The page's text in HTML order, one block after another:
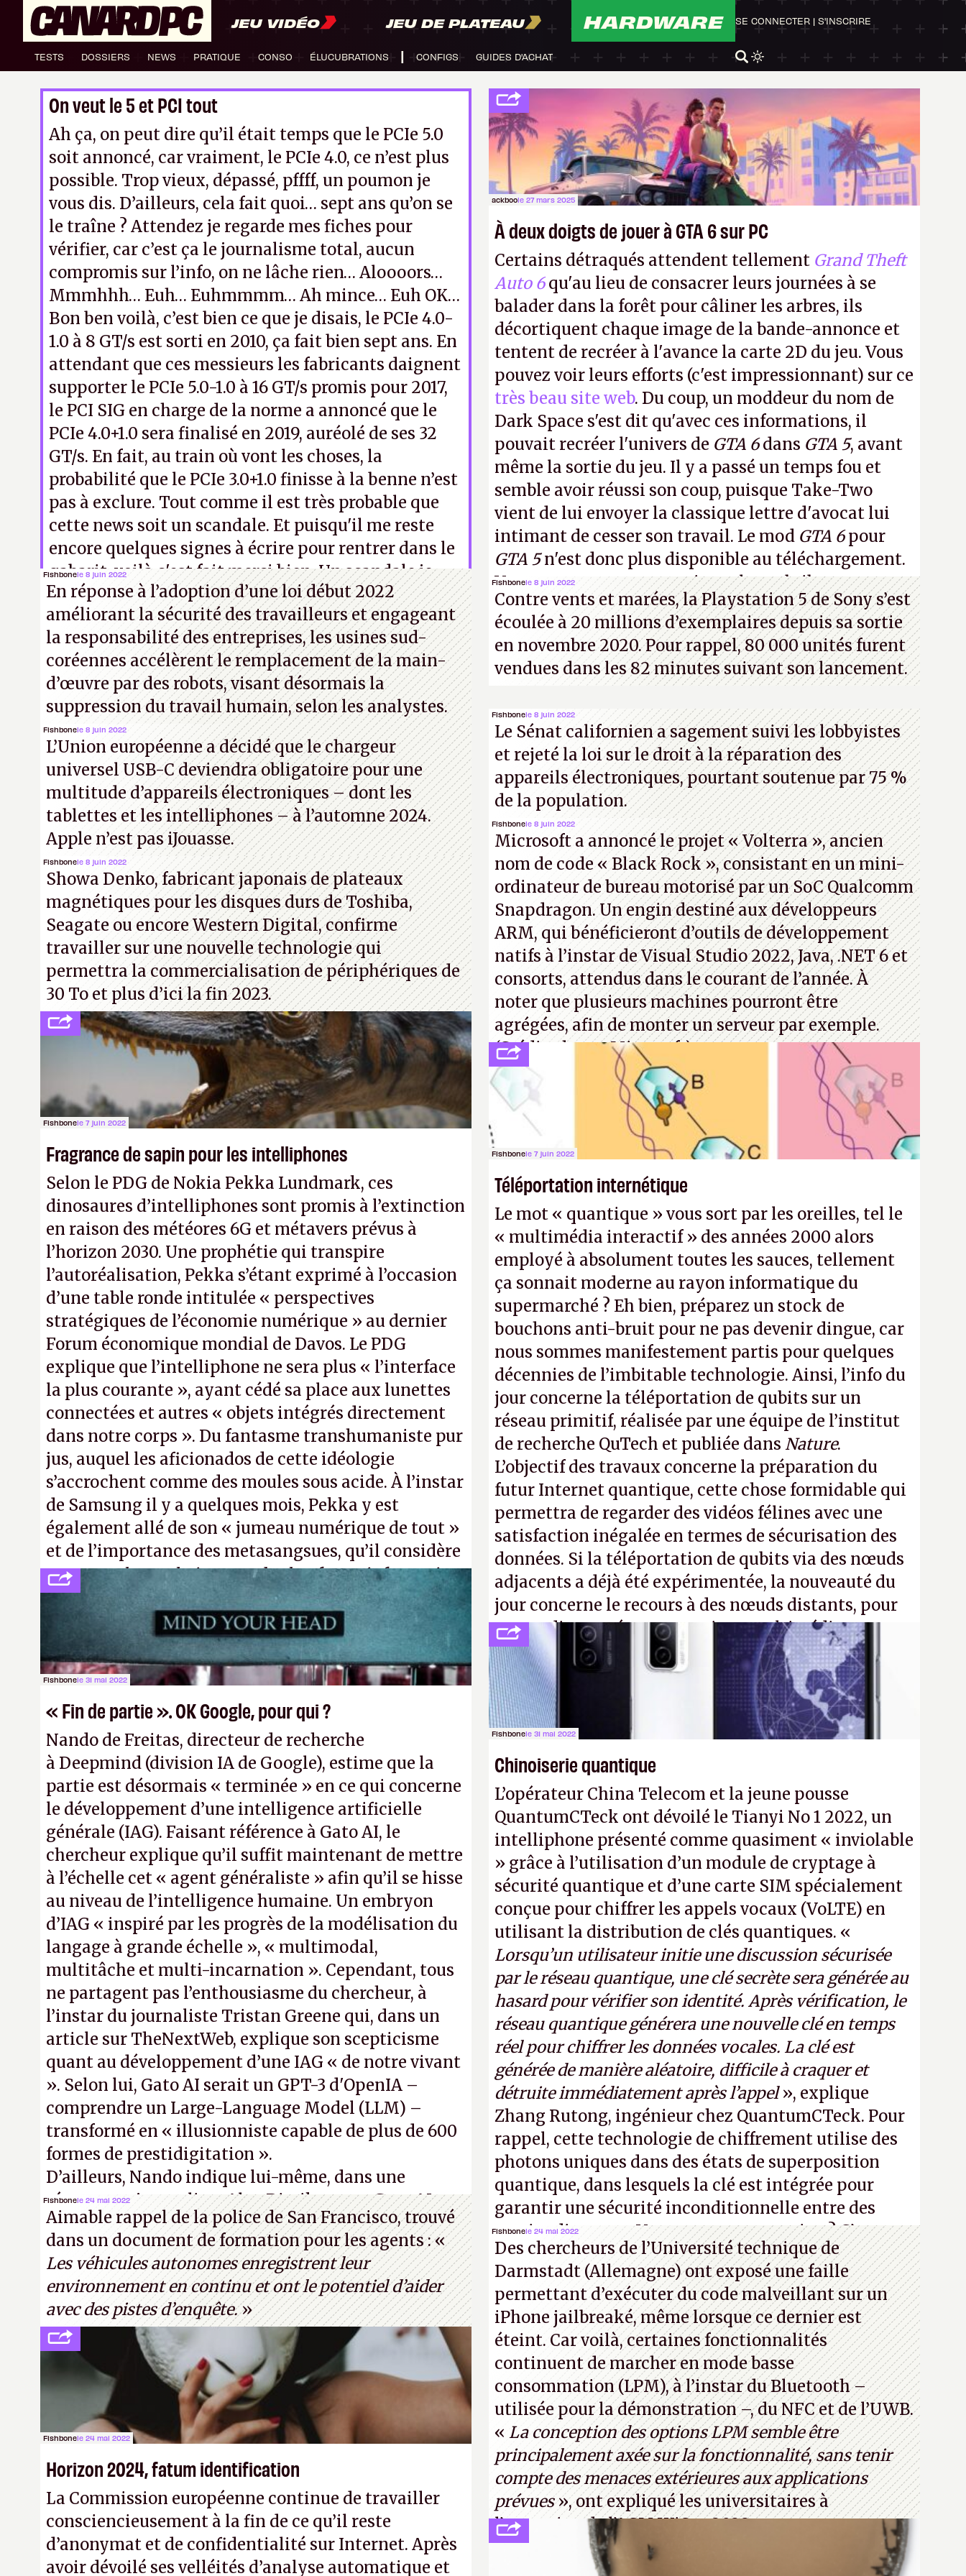
JEU VIDÉO JEU DE PLATEAU HARDWARE
TESTS DOSSIERS NEWS PRATIQUE CONSO ÉLUCUBRATIONS CONFIGS GUIDES D'ACHAT
SE CONNECTER | S'INSCRIRE
On veut le 5 et PCI tout
Ah ça, on peut dire qu’il était temps que le PCIe 5.0
soit annoncé, car vraiment, le PCIe 4.0, ce n’est plus
possible. Trop vieux, dépassé, pffff, un poumon je
vous dis. D’ailleurs, cela fait quoi… sept ans qu’on se
le traîne ? Attendez je regarde mes fiches pour
vérifier, car c’est ça le journalisme total, aucun
compromis sur l’info, on ne lâche rien… Aloooors…
Mmmhhh… Euh… Euhmmmm… Ah mince… Euh OK…
Bon ben voilà, c’est bien ce que je disais, le PCIe 4.0-
1.0 à 8 GT/s est sorti en 2010, ça fait bien sept ans. En
attendant que ces messieurs les fabricants daignent
supporter le PCIe 5.0-1.0 à 16 GT/s promis pour 2017,
le PCI SIG en charge de la norme a annoncé que le
PCIe 4.0+1.0 sera finalisé en 2019, auréolé de ses 32
GT/s. En fait, au train où vont les choses, la
probabilité que le PCIe 3.0+1.0 finisse à la benne n’est
pas à exclure. Tout comme il est très probable que
cette news soit un scandale. Et puisqu'il me reste
encore quelques signes à écrire pour rentrer dans le
gabarit, voilà c'est fait merci bien. Un scandale je
vous dis.
ackboole 27 mars 2025
À deux doigts de jouer à GTA 6 sur PC
Certains détraqués attendent tellement Grand Theft
Auto 6qu'au lieu de consacrer leurs journées à se
balader dans la forêt pour câliner les arbres, ils
décortiquent chaque image de la bande-annonce et
tentent de recréer à l'avance la carte 2D du jeu. Vous
pouvez voir leurs efforts (c'est impressionnant) sur ce
très beau site web. Du coup, un moddeur du nom de
Dark Space s'est dit qu'avec ces informations, il
pouvait recréer l'univers de GTA 6dans GTA 5, avant
même la sortie du jeu. Il y a passé un temps fou et
semble avoir réussi son coup, puisque Take-Two
vient de lui envoyer la classique lettre d'avocat lui
intimant de cesser son travail. Le mod GTA 6pour
GTA 5n'est donc plus disponible au téléchargement.
Vous pouvez encore en voir quelques bribes surcette
vidéo YouTube.A.
Fishbonele 8 juin 2022
En réponse à l’adoption d’une loi début 2022
améliorant la sécurité des travailleurs et engageant
la responsabilité des entreprises, les usines sud-
coréennes accélèrent le remplacement de la main-
d’œuvre par des robots, visant désormais la
suppression du travail humain, selon les analystes.
Fishbonele 8 juin 2022
Contre vents et marées, la Playstation 5 de Sony s’est
écoulée à 20 millions d’exemplaires depuis sa sortie
en novembre 2020. Pour rappel, 80 000 unités furent
vendues dans les 82 minutes suivant son lancement.
Fishbonele 8 juin 2022
L’Union européenne a décidé que le chargeur
universel USB-C deviendra obligatoire pour une
multitude d’appareils électroniques – dont les
tablettes et les intelliphones – à l’automne 2024.
Apple n’est pas iJouasse.
Fishbonele 8 juin 2022
Le Sénat californien a sagement suivi les lobbyistes
et rejeté la loi sur le droit à la réparation des
appareils électroniques, pourtant soutenue par 75 %
de la population.
Fishbonele 8 juin 2022
Showa Denko, fabricant japonais de plateaux
magnétiques pour les disques durs de Toshiba,
Seagate ou encore Western Digital, confirme
travailler sur une nouvelle technologie qui
permettra la commercialisation de périphériques de
30 To et plus d’ici la fin 2023.
Fishbonele 8 juin 2022
Microsoft a annoncé le projet « Volterra », ancien
nom de code « Black Rock », consistant en un mini-
ordinateur de bureau motorisé par un SoC Qualcomm
Snapdragon. Un engin destiné aux développeurs
ARM, qui bénéficieront d’outils de développement
natifs à l’instar de Visual Studio 2022, Java, .NET 6 et
consorts, attendus dans le courant de l’année. À
noter que plusieurs machines pourront être
agrégées, afin de monter un serveur par exemple.
(Crédit photo : Microsoft)
Fishbonele 7 juin 2022
Fragrance de sapin pour les intelliphones
Selon le PDG de Nokia Pekka Lundmark, ces
dinosaures d’intelliphones sont promis à l’extinction
en raison des météores 6G et métavers prévus à
l’horizon 2030. Une prophétie qui transpire
l’autoréalisation, Pekka s’étant exprimé à l’occasion
d’une table ronde intitulée « perspectives
stratégiques de l’économie numérique » au dernier
Forum économique mondial de Davos. Le PDG
explique que l’intelliphone ne sera plus « l’interface
la plus courante », ayant cédé sa place aux lunettes
connectées et autres « objets intégrés directement
dans notre corps ». Du fantasme transhumaniste pur
jus, auquel les aficionados de cette idéologie
s’accrochent comme des moules sous acide. À l’instar
de Samsung il y a quelques mois, Pekka y est
également allé de son « jumeau numérique de tout »
et de l’importance des metasangsues, qu’il considère
comme «la prochaine grande plateforme informatique
après le World Wide Web et le mobile». (Crédit photo :
Pexels / Pixabay)
Fishbonele 7 juin 2022
Téléportation internétique
Le mot « quantique » vous sort par les oreilles, tel le
« multimédia interactif » des années 2000 alors
employé à absolument toutes les sauces, tellement
ça sonnait moderne au rayon informatique du
supermarché ? Eh bien, préparez un stock de
bouchons anti-bruit pour ne pas devenir dingue, car
nous sommes manifestement partis pour quelques
décennies de l’imbitable technologie. Ainsi, l’info du
jour concerne la téléportation de qubits sur un
réseau primitif, réalisée par une équipe de l’institut
de recherche QuTech et publiée dans Nature.
L’objectif des travaux concerne la préparation du
futur Internet quantique, cette chose formidable qui
permettra de regarder des vidéos félines avec une
satisfaction inégalée en termes de sécurisation des
données. Si la téléportation de qubits via des nœuds
adjacents a déjà été expérimentée, la nouveauté du
jour concerne le recours à des nœuds distants, pour
ne pas dire un réseau quantique multimédia
interactif (avec l’option Péritel).
(http://cpc.cx/AH432N4- Crédit photo : QuTech /
Nature)
Fishbonele 31 mai 2022
« Fin de partie ». OK Google, pour qui ?
Nando de Freitas, directeur de recherche
à Deepmind (division IA de Google), estime que la
partie est désormais « terminée » en ce qui concerne
le développement d’une intelligence artificielle
générale (IAG). Faisant référence à Gato AI, le
chercheur explique qu’il suffit maintenant de mettre
à l’échelle cet « agent généraliste » afin qu’il se hisse
au niveau de l’intelligence humaine. Un embryon
d’IAG « inspiré par les progrès de la modélisation du
langage à grande échelle », « multimodal,
multitâche et multi-incarnation ». Cependant, tous
ne partagent pas l’enthousiasme du chercheur, à
l’instar du journaliste Tristan Greene qui, dans un
article sur TheNextWeb, explique son scepticisme
quant au développement d’une IAG « de notre vivant
». Selon lui, Gato AI serait un GPT-3 d'OpenIA –
comprendre un Large-Language Model (LLM) –
transformé en « illusionniste capable de plus de 600
formes de prestidigitation ».
D’ailleurs, Nando indique lui-même, dans une
réponse au journaliste Alex Dimikas, que Gato AI est
« encore loin » de prétendre réussir le célèbre test de
Turing. (Crédit photo : Pexels - Arthur Brognoli)
Fishbonele 31 mai 2022
Chinoiserie quantique
L’opérateur China Telecom et la jeune pousse
QuantumCTeck ont dévoilé le Tianyi No 1 2022, un
intelliphone présenté comme quasiment « inviolable
» grâce à l’utilisation d’un module de cryptage à
sécurité quantique et d’une carte SIM spécialement
conçue pour chiffrer les appels vocaux (VoLTE) en
utilisant la distribution de clés quantiques. «
Lorsqu’un utilisateur initie une discussion sécurisée
par le réseau quantique, une clé secrète sera générée au
hasard pour vérifier son identité. Après vérification, le
réseau quantique générera une nouvelle clé en temps
réel pour chiffrer les données vocales. La clé est
générée de manière aléatoire, difficile à craquer et
détruite immédiatement après l’appel», explique
Zhang Rutong, ingénieur chez QuantumCTeck. Pour
rappel, cette technologie de chiffrement utilise des
photons uniques dans des états de superposition
quantique, dans lesquels la clé est intégrée pour
garantir une sécurité inconditionnelle entre des
parties distantes. Vous ne comprenez rien ? C’est
normal, ça fait toujours ça avec le quantique. (Crédit
photo : China Telecom)
Fishbonele 24 mai 2022
Aimable rappel de la police de San Francisco, trouvé
dans un document de formation pour les agents : «
Les véhicules autonomes enregistrent leur
environnement en continu et ont le potentiel d’aider
avec des pistes d’enquête.»
Fishbonele 24 mai 2022
Des chercheurs de l’Université technique de
Darmstadt (Allemagne) ont exposé une faille
permettant d’exécuter du code malveillant sur un
iPhone jailbreaké, même lorsque ce dernier est
éteint. Car voilà, certaines fonctionnalités
continuent de marcher en mode basse
consommation (LPM), à l’instar du Bluetooth –
utilisée pour la démonstration –, du NFC et de l’UWB.
« La conception des options LPM semble être
principalement axée sur la fonctionnalité, sans tenir
compte des menaces extérieures aux applications
prévues», ont expliqué les universitaires à
l’occcasion de l’ACM WiSec 2022.
(http://cpc.cx/AH432T1
(PDF) - Crédit photo : Pexels -
Tyler Lastovich)
Fishbonele 24 mai 2022
Horizon 2024, fatum identification
La Commission européenne continue de travailler
consciencieusement à la fin de ce qu’il reste
d’anonymat et de confidentialité sur Internet. Après
avoir dévoilé ses velléités d’analyse automatique et